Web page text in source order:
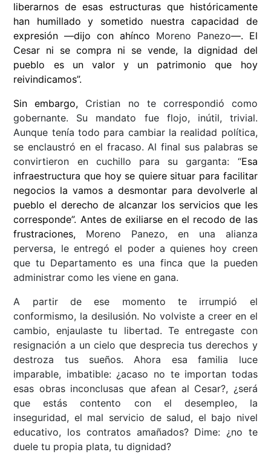
liberarnos de esas estructuras que históricamente
han humillado y sometido nuestra capacidad de
expresión—dijo con ahínco Moreno Panezo—. El
Cesar ni se compra ni se vende, la dignidad del
pueblo es un valor y un patrimonio que hoy
reivindicamos”.
Sin embargo, Cristian no te correspondió como
gobernante. Su mandato fue flojo, inútil, trivial.
Aunque tenía todo para cambiar la realidad política,
se enclaustró en el fracaso. Al final sus palabras se
convirtieron en cuchillo para su garganta: “Esa
infraestructura que hoy se quiere situar para facilitar
negocios la vamos a desmontar para devolverle al
pueblo el derecho de alcanzar los servicios que les
corresponde”. Antes de exiliarse en el recodo de las
frustraciones, Moreno Panezo, en una alianza
perversa, le entregó el poder a quienes hoy creen
que tu Departamento es una finca que la pueden
administrar como les viene en gana.
A partir de ese momento te irrumpió el
conformismo, la desilusión. No volviste a creer en el
cambio, enjaulaste tu libertad. Te entregaste con
resignación a un cielo que desprecia tus derechos y
destroza tus sueños. Ahora esa familia luce
imparable, imbatible: ¿acaso no te importan todas
esas obras inconclusas que afean al Cesar?, ¿será
que estás contento con el desempleo, la
inseguridad, el mal servicio de salud, el bajo nivel
educativo, los contratos amañados? Dime: ¿no te
duele tu propia plata, tu dignidad?